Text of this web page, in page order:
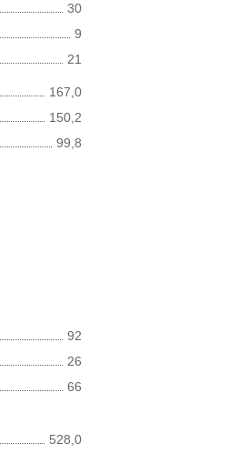
30
9
21
167,0
150,2
99,8
92
26
66
528,0